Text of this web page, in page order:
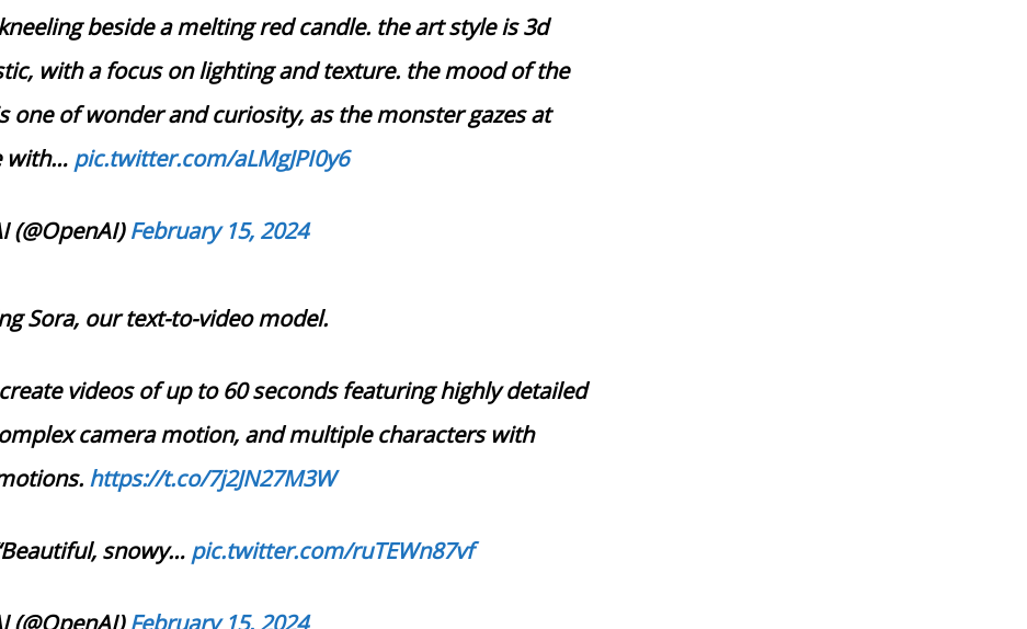
beside a melting red candle. the art style is 3d
with a focus on lighting and texture. the mood of the
one of wonder and curiosity, as the monster gazes at
with… pic.twitter.com/aLMgJPI0y6
(@OpenAI)February 15, 2024
Sora, our text-to-video model.
videos of up to 60 seconds featuring highly detailed
camera motion, and multiple characters with
https://t.co/7j2JN27M3W
snowy… pic.twitter.com/ruTEWn87vf
(@OpenAI)February 15, 2024